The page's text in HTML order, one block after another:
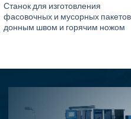
Станок для изготовления
фасовочных и мусорных пакетов
донным швом и горячим ножом